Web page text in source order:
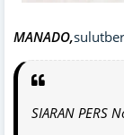
MANADO,
SIARAN PERS